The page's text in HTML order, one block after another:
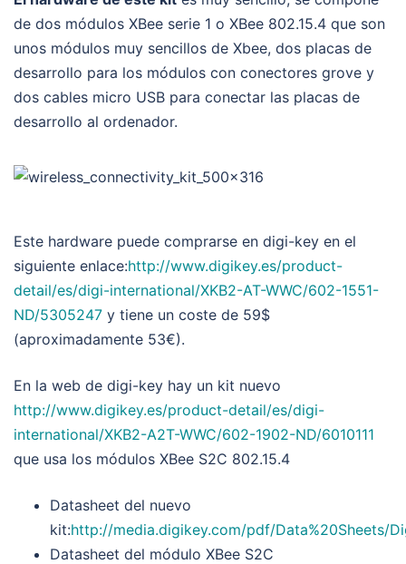
de dos módulos XBee serie 1 o XBee 802.15.4 que son
unos módulos muy sencillos de Xbee, dos placas de
desarrollo para los módulos con conectores grove y
dos cables micro USB para conectar las placas de
desarrollo al ordenador.
Este hardware puede comprarse en digi-key en el
siguiente enlace:http://www.digikey.es/product-
detail/es/digi-international/XKB2-AT-WWC/602-1551-
ND/5305247 y tiene un coste de 59$
(aproximadamente 53€).
En la web de digi-key hay un kit nuevo
http://www.digikey.es/product-detail/es/digi-
international/XKB2-A2T-WWC/602-1902-ND/6010111
que usa los módulos XBee S2C 802.15.4
Datasheet del nuevo
kit:http://media.digikey.com/pdf/Data%20Sheets/
Datasheet del módulo XBee S2C